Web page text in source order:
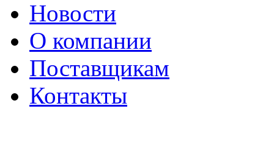
Новости
О компании
Поставщикам
Контакты